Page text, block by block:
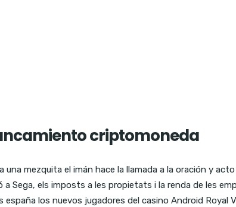
criptomoneda
mezquita el imán hace la llamada a la oración y
Sega, els imposts a les propietats i la renda de les
los nuevos jugadores del casino Android Royal